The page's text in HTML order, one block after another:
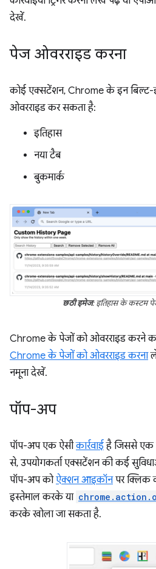
देखें.
पेज ओवरराइड करना
कोई एक्सटेंशन, Chrome के इन
ओवरराइड कर सकता है:
इतिहास
नया टैब
बुकमार्क
छठी इमेज: इतिहास के कस्टम
Chrome के पेजों को ओवरराइड करने
Chrome के पेजों को ओवरराइड करना
नमूना देखें.
पॉप-अप
पॉप-अप एक ऐसीकार्रवाईहै जिससे एक
से, उपयोगकर्ता एक्सटेंशन की कई
पॉप-अप कोऐक्शन आइकॉनपर क्लिक
इस्तेमाल करके या
करके खोला जा सकता है.